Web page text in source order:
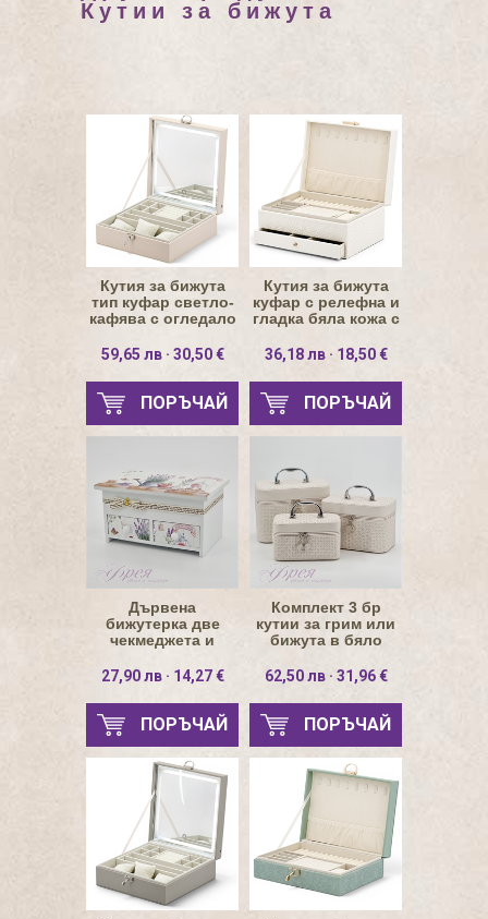
Кутии за бижута
Кутия за бижута
тип куфар светло-
кафява с огледало
59,65 лв · 30,50 €
ПОРЪЧАЙ
Кутия за бижута
куфар с релефна и
гладка бяла кожа с
36,18 лв · 18,50 €
ПОРЪЧАЙ
Дървена
бижутерка две
чекмеджета и
лавандула
27,90 лв · 14,27 €
ПОРЪЧАЙ
Комплект 3 бр
кутии за грим или
бижута в бяло
62,50 лв · 31,96 €
ПОРЪЧАЙ